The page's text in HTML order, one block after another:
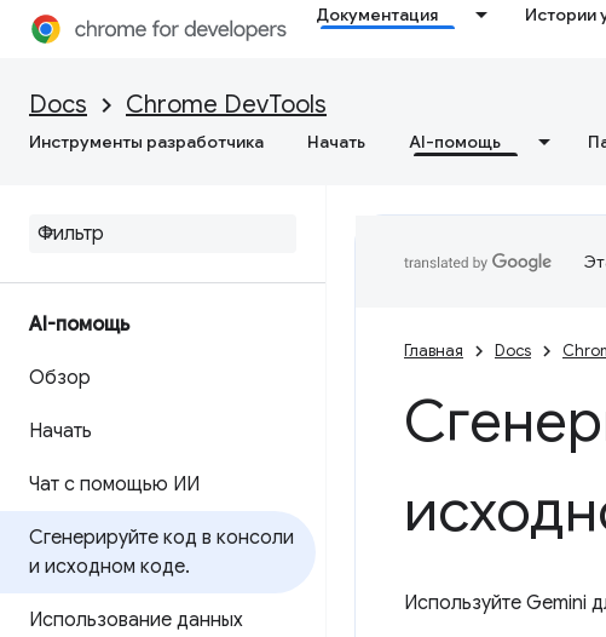
Документация Истории
Docs Chrome DevTools
Инструменты разработчика Начать AI-помощь
AI-помощь
Обзор
Начать
Чат с помощью ИИ
Сгенерируйте код в консоли
и исходном коде.
Использование данных
Главная Docs
Используйте Gemini